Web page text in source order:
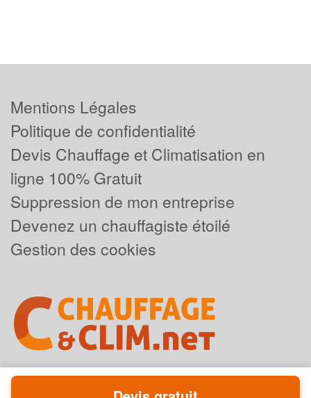
Mentions Légales
Politique de confidentialité
Devis Chauffage et Climatisation en
ligne 100% Gratuit
Suppression de mon entreprise
Devenez un chauffagiste étoilé
Gestion des cookies